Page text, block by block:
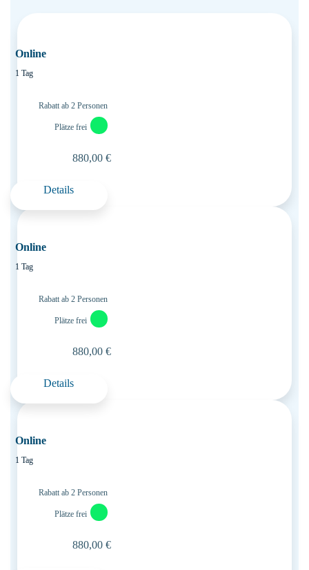
Online
1 Tag
Rabatt ab 2 Personen
Plätze frei
880,00 €
Details
Online
1 Tag
Rabatt ab 2 Personen
Plätze frei
880,00 €
Details
Online
1 Tag
Rabatt ab 2 Personen
Plätze frei
880,00 €